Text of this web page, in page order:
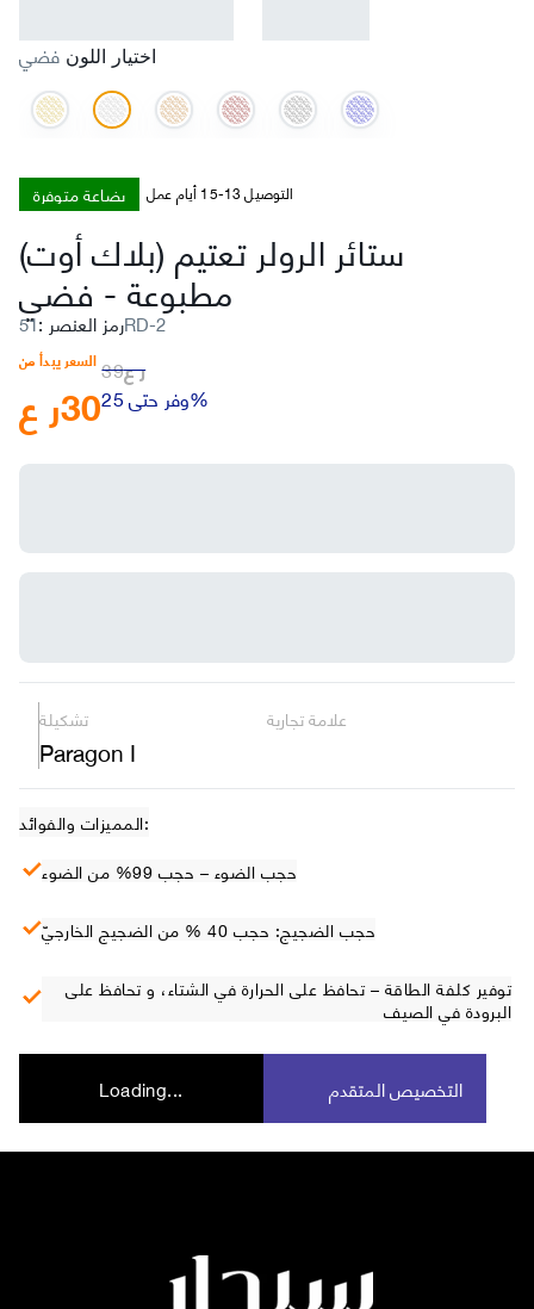
اختيار اللون فضي
بضاعة متوفرة التوصيل 13-15 أيام عمل
ستائر الرولر تعتيم (بلاك أوت)
مطبوعة- فضي
رمز العنصر : 51RD-2
السعر يبدأ من
ر ع30
ر ع39
وفر حتى 25%
تشكيلة
Paragon I
علامة تجارية
المميزات والفوائد:
حجب الضوء – حجب 99% من الضوء
حجب الضجيج: حجب 40 % من الضجيج الخارجيّ
توفير كلفة الطاقة – تحافظ على الحرارة في الشتاء، و تحافظ على
البرودة في الصيف
Loading... التخصيص المتقدم